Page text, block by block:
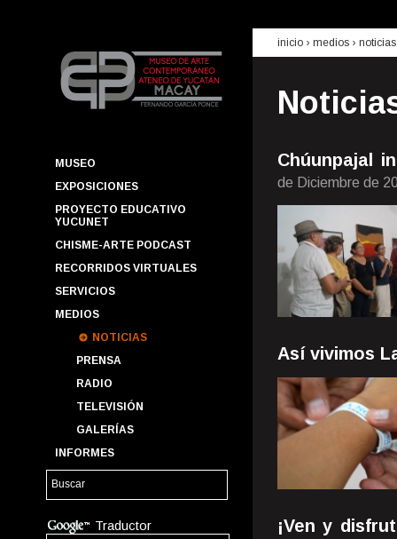
MUSEO
EXPOSICIONES
PROYECTO EDUCATIVO
YUCUNET
CHISME-ARTE PODCAST
RECORRIDOS VIRTUALES
SERVICIOS
MEDIOS
NOTICIAS
PRENSA
RADIO
TELEVISIÓN
GALERÍAS
INFORMES
Traductor
inicio › medios › noticias
Chúunpajal
de Diciembre de
Así vivimos
¡Ven y